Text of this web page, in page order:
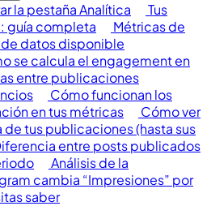
la pestaña Analítica
Tus
guía completa
Métricas de
datos disponible
se calcula el engagement en
entre publicaciones
Cómo funcionan los
en tus métricas
Cómo ver
tus publicaciones (hasta sus
entre posts publicados
Análisis de la
cambia “Impresiones” por
saber